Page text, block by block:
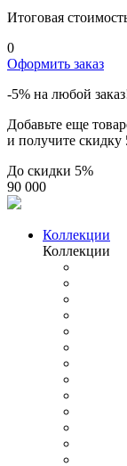
Итоговая
0
Оформить заказ
-5% на любой
Добавьте еще
и получите скидку
До скидки 5%
90 000
Коллекции
Коллекции